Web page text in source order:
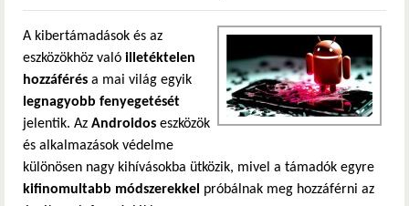
A kibertámadások és az
eszközökhöz való illetéktelen
hozzáférés a mai világ egyik
legnagyobb fenyegetését
jelentik. Az Androidos eszközök
és alkalmazások védelme
különösen nagy kihívásokba ütközik, mivel a támadók egyre
kifinomultabb módszerekkel próbálnak meg hozzáférni az